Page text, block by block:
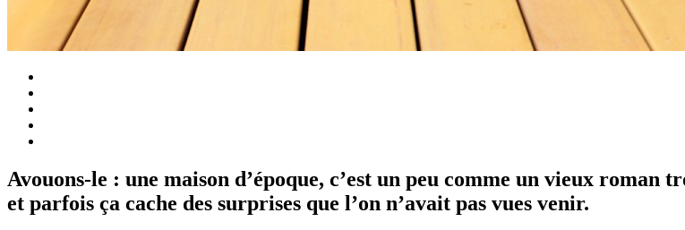
Avouons-le : une maison d’époque, c’est un peu comme un vieux
et parfois ça cache des surprises que l’on n’avait pas vues venir.